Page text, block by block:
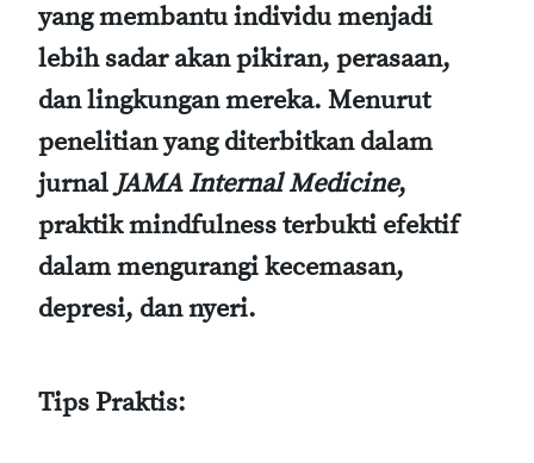
yang membantu individu menjadi
lebih sadar akan pikiran, perasaan,
dan lingkungan mereka. Menurut
penelitian yang diterbitkan dalam
jurnalJAMA Internal Medicine,
praktik mindfulness terbukti efektif
dalam mengurangi kecemasan,
depresi, dan nyeri.
Tips Praktis: